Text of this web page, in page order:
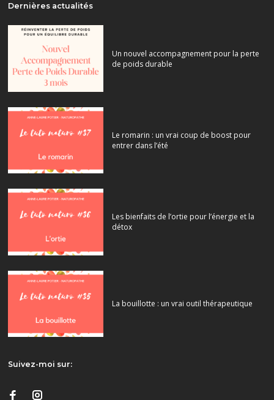
Dernières actualités
Un nouvel accompagnement pour la perte
de poids durable
Le romarin : un vrai coup de boost pour
entrer dans l’été
Les bienfaits de l’ortie pour l’énergie et la
détox
La bouillotte : un vrai outil thérapeutique
Suivez-moi sur: